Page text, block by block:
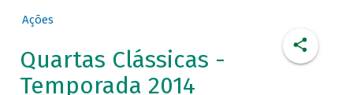
Ações
Quartas Clássicas -
Temporada 2014